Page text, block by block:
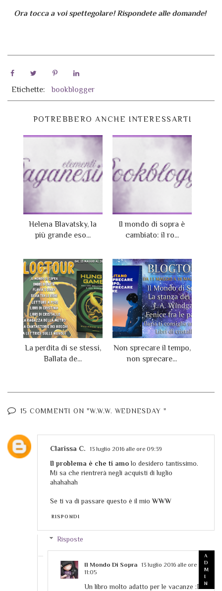
Ora tocca a voi spettegolare! Rispondete alle domande!
Etichette:bookblogger
POTREBBERO ANCHE INTERESSARTI
Helena Blavatsky, la
più grande eso...
Il mondo di sopra è
cambiato: il ro...
La perdita di se stessi,
Ballata de...
Non sprecare il tempo,
non sprecare...
15 COMMENTI ON "W.W.W. WEDNESDAY "
Clarissa C. 13 luglio 2016 alle ore 09:39
Il problema è che ti amolo desidero tantissimo.
Mi sa che rientrerà negli acquisti di luglio
ahahahah
Se ti va di passare questo è il mioWWW
RISPONDI
Risposte
Il Mondo Di Sopra 13 luglio 2016 alle ore
11:05
Un libro molto adatto per le vacanze :D